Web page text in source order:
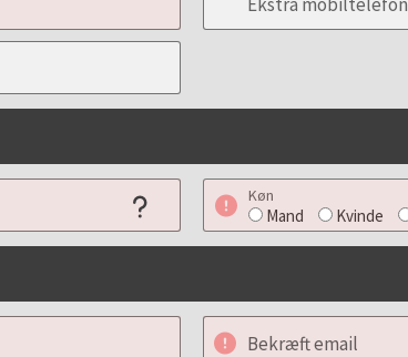
Køn
Mand Kvinde
Bekræft email